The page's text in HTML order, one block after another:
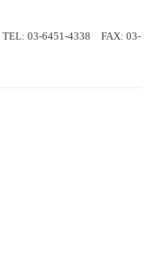
TEL: 03-6451-4338 FAX: 03-